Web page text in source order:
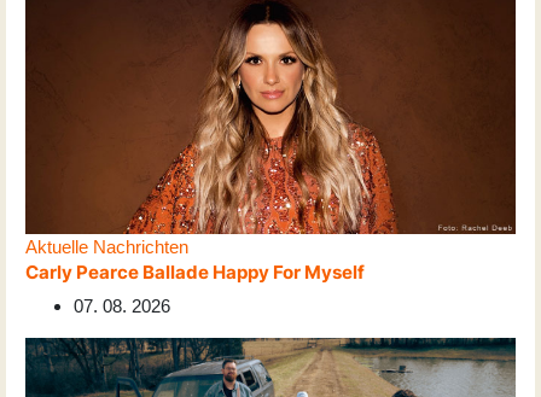
Aktuelle Nachrichten
Carly Pearce Ballade Happy For Myself
07. 08. 2026